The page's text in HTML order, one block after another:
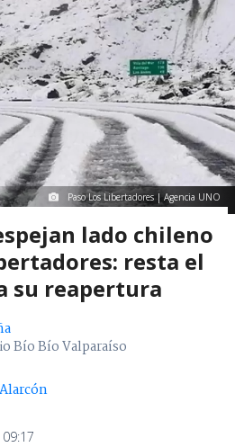
Paso Los Libertadores | Agencia UNO
lado chileno
resta el
su reapertura
Bío Bío Valparaíso